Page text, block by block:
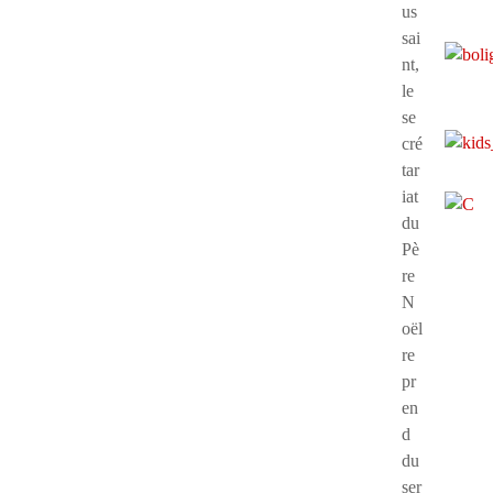
us
sai
nt,
le
se
cré
tar
iat
du
Pè
re
N
oël
re
pr
en
d
du
ser